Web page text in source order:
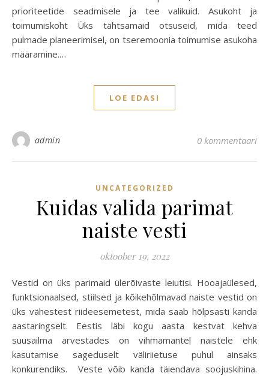
prioriteetide seadmisele ja tee valikuid. Asukoht ja
toimumiskoht Üks tähtsamaid otsuseid, mida teed
pulmade planeerimisel, on tseremoonia toimumise asukoha
määramine.…
LOE EDASI
admin 0 kommentaari
UNCATEGORIZED
Kuidas valida parimat
naiste vesti
oktoober 19, 2022
Vestid on üks parimaid ülerõivaste leiutisi. Hooajaülesed,
funktsionaalsed, stiilsed ja kõikehõlmavad naiste vestid on
üks vähestest riideesemetest, mida saab hõlpsasti kanda
aastaringselt. Eestis läbi kogu aasta kestvat kehva
suusailma arvestades on vihmamantel naistele ehk
kasutamise sageduselt väliriietuse puhul ainsaks
konkurendiks. Veste võib kanda täiendava soojuskihina.